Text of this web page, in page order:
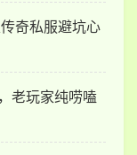
奇私服避坑心
老玩家纯唠嗑